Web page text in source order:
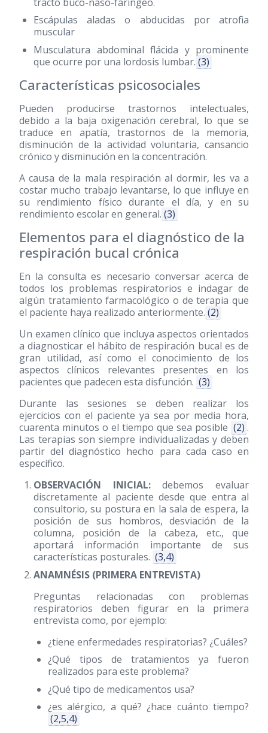
Escápulas aladas o abducidas por atrofia
muscular
Musculatura abdominal flácida y prominente
que ocurre por una lordosis lumbar. (3)
Características psicosociales
Pueden producirse trastornos intelectuales,
debido a la baja oxigenación cerebral, lo que se
traduce en apatía, trastornos de la memoria,
disminución de la actividad voluntaria, cansancio
crónico y disminución en la concentración.
A causa de la mala respiración al dormir, les va a
costar mucho trabajo levantarse, lo que influye en
su rendimiento físico durante el día, y en su
rendimiento escolar en general. (3)
Elementos para el diagnóstico de la
respiración bucal crónica
En la consulta es necesario conversar acerca de
todos los problemas respiratorios e indagar de
algún tratamiento farmacológico o de terapia que
el paciente haya realizado anteriormente. (2)
Un examen clínico que incluya aspectos orientados
a diagnosticar el hábito de respiración bucal es de
gran utilidad, así como el conocimiento de los
aspectos clínicos relevantes presentes en los
pacientes que padecen esta disfunción. (3)
Durante las sesiones se deben realizar los
ejercicios con el paciente ya sea por media hora,
cuarenta minutos o el tiempo que sea posible (2) .
Las terapias son siempre individualizadas y deben
partir del diagnóstico hecho para cada caso en
específico.
OBSERVACIÓN INICIAL:debemos evaluar
discretamente al paciente desde que entra al
consultorio, su postura en la sala de espera, la
posición de sus hombros, desviación de la
columna, posición de la cabeza, etc., que
aportará información importante de sus
características posturales. (3,4)
ANAMNÉSIS (PRIMERA ENTREVISTA)
Preguntas relacionadas con problemas
respiratorios deben figurar en la primera
entrevista como, por ejemplo:
¿tiene enfermedades respiratorias? ¿Cuáles?
¿Qué tipos de tratamientos ya fueron
realizados para este problema?
¿Qué tipo de medicamentos usa?
¿es alérgico, a qué? ¿hace cuánto tiempo?
(2,5,4)